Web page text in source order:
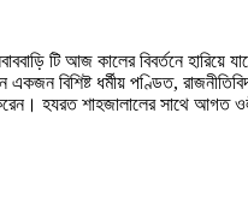
টি আজ কালের বিবর্তনে
বিশিষ্ট ধর্মীয় পণ্ডিত,
হযরত শাহজালালের সাথে